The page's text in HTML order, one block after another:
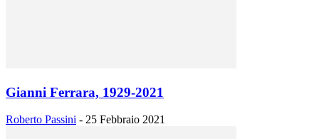
Gianni Ferrara, 1929-2021
Roberto Passini - 25 Febbraio 2021